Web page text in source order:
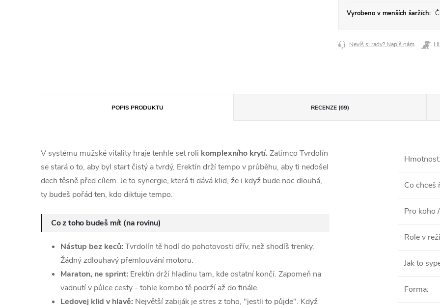
Vyrobeno v menších šaržích:
Nevíš si rady? Napiš nám
POPIS PRODUKTU RECENZE (69)
V systému mužské vitality hraje tenhle set roli komplexního krytí. Zatímco Tvrdolín
se stará o to, aby byl start čistý a tvrdý, Erektín drží tempo v průběhu, aby ti nedošel
dech těsně před cílem. Je to synergie, která ti dává klid, že i když bude noc dlouhá,
ty budeš pořád ten, kdo diktuje tempo.
Co z toho budeš mít (na rovinu)
Nástup bez keců: Tvrdolín tě hodí do pohotovosti dřív, než shodíš trenky.
Žádný zdlouhavý přemlouvání motoru.
Maraton, ne sprint: Erektín drží hladinu tam, kde ostatní končí. Zapomeň na
vadnutí v půlce cesty - tohle kombo tě podrží až do finále.
Ledovej klid v hlavě: Největší zabiják je stres z toho, "jestli to půjde". Když
Hmotnost:
Co chceš
Pro koho
Role v
Jak to
Forma: